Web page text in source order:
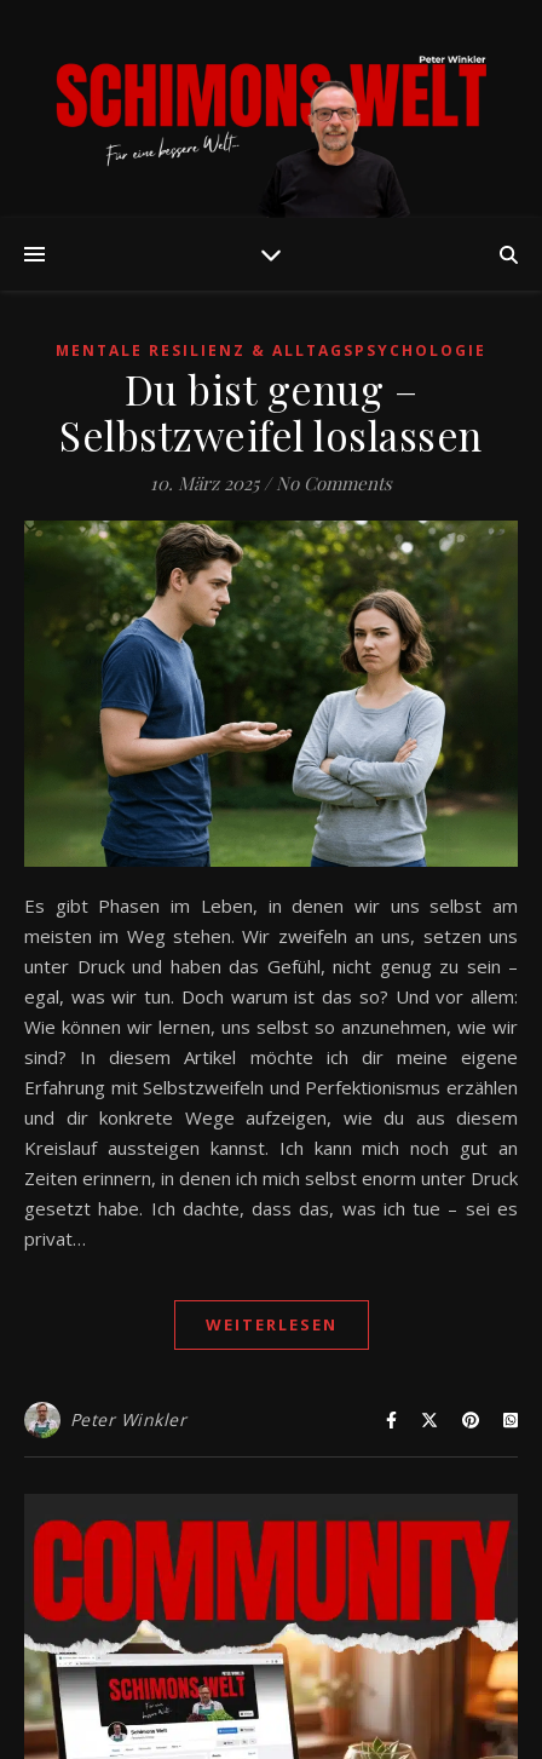
MENTALE RESILIENZ & ALLTAGSPSYCHOLOGIE
Du bist genug –
Selbstzweifel loslassen
10. März 2025 / No Comments
Es gibt Phasen im Leben, in denen wir uns selbst am
meisten im Weg stehen. Wir zweifeln an uns, setzen uns
unter Druck und haben das Gefühl, nicht genug zu sein –
egal, was wir tun. Doch warum ist das so? Und vor allem:
Wie können wir lernen, uns selbst so anzunehmen, wie wir
sind? In diesem Artikel möchte ich dir meine eigene
Erfahrung mit Selbstzweifeln und Perfektionismus erzählen
und dir konkrete Wege aufzeigen, wie du aus diesem
Kreislauf aussteigen kannst. Ich kann mich noch gut an
Zeiten erinnern, in denen ich mich selbst enorm unter Druck
gesetzt habe. Ich dachte, dass das, was ich tue – sei es
privat…
WEITERLESEN
Peter Winkler